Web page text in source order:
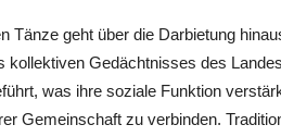
Tänze geht über die Darbietung
kollektiven Gedächtnisses des
was ihre soziale Funktion
Gemeinschaft zu verbinden.